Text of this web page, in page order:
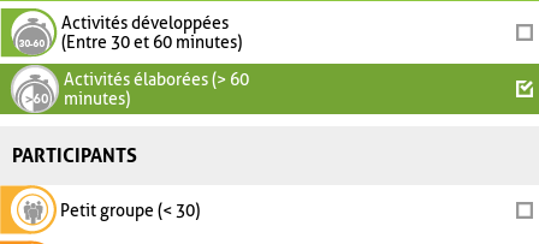
Activités développées
(Entre 30 et 60 minutes)
Activités élaborées (> 60
minutes)
PARTICIPANTS
Petit groupe (< 30)